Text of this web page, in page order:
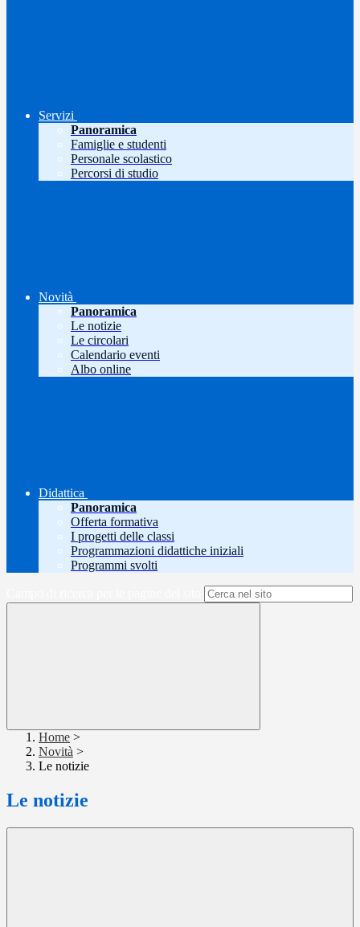
Servizi
Panoramica
Famiglie e studenti
Personale scolastico
Percorsi di studio
Novità
Panoramica
Le notizie
Le circolari
Calendario eventi
Albo online
Didattica
Panoramica
Offerta formativa
I progetti delle classi
Programmazioni didattiche iniziali
Programmi svolti
Home >
Novità >
Le notizie
Le notizie